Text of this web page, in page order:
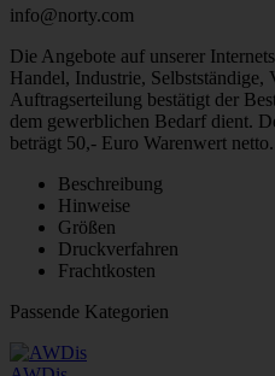
info@norty.com
Die Angebote auf unserer
Handel, Industrie,
Auftragserteilung bestätigt der
dem gewerblichen Bedarf dient.
beträgt 50,- Euro Warenwert netto.
Beschreibung
Hinweise
Größen
Druckverfahren
Frachtkosten
Passende Kategorien